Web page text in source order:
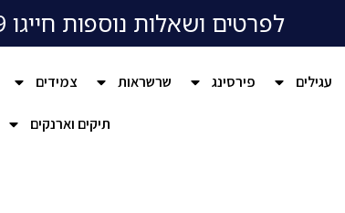
לפרטים ושאלות נוספות חייגו 054-9960909
עגילים פירסינג שרשראות צמידים
תיקים וארנקים